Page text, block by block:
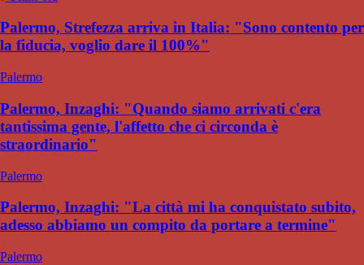
Palermo, Strefezza arriva in Italia: "Sono contento per
la fiducia, voglio dare il 100%"
Palermo
Palermo, Inzaghi: "Quando siamo arrivati c'era
tantissima gente, l'affetto che ci circonda è
straordinario"
Palermo
Palermo, Inzaghi: "La città mi ha conquistato subito,
adesso abbiamo un compito da portare a termine"
Palermo